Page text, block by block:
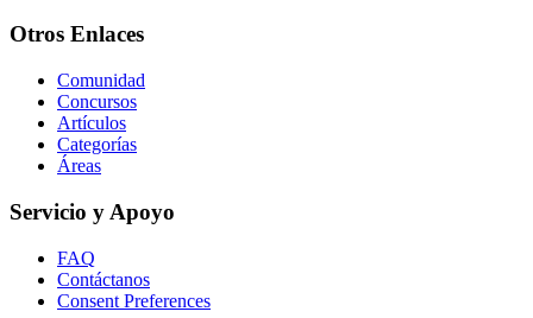
Otros Enlaces
Comunidad
Concursos
Artículos
Categorías
Áreas
Servicio y Apoyo
FAQ
Contáctanos
Consent Preferences